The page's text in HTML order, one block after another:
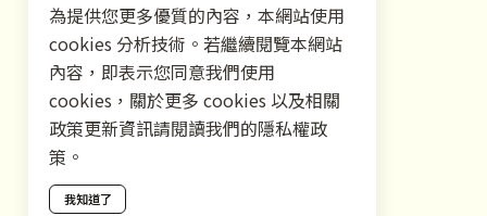
為提供您更多優質的內容，本網站使用
cookies 分析技術。若繼續閱覽本網站
內容，即表示您同意我們使用
cookies，關於更多 cookies 以及相關
政策更新資訊請閱讀我們的隱私權政
策。
我知道了